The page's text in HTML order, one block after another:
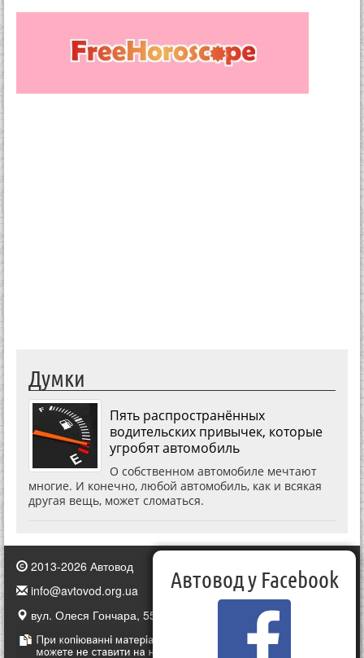
Думки
Пять распространённых
водительских привычек, которые
угробят автомобиль
О собственном автомобиле мечтают
многие. И конечно, любой автомобиль, как и всякая
другая вещь, может сломаться.
2013-2026 Автовод
info@avtovod.org.ua
вул. Олеся Гончара, 55, Київ, Україна
Автовод у Facebook